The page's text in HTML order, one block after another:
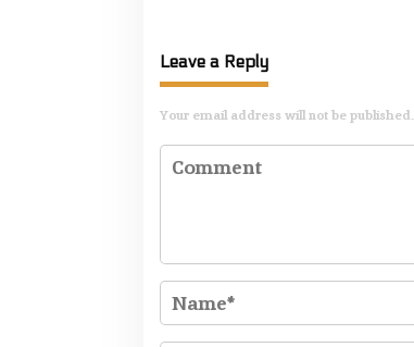
Leave a Reply
Your email address will not be published.